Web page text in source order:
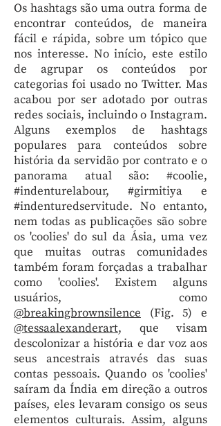
Os hashtags são uma outra forma de
encontrar conteúdos, de maneira
fácil e rápida, sobre um tópico que
nos interesse. No início, este estilo
de agrupar os conteúdos por
categorias foi usado no Twitter. Mas
acabou por ser adotado por outras
redes sociais, incluindo o Instagram.
Alguns exemplos de hashtags
populares para conteúdos sobre
história da servidão por contrato e o
panorama atual são: #coolie,
#indenturelabour, #girmitiya e
#indenturedservitude. No entanto,
nem todas as publicações são sobre
os 'coolies' do sul da Ásia, uma vez
que muitas outras comunidades
também foram forçadas a trabalhar
como 'coolies'. Existem alguns
usuários, como
@breakingbrownsilence (Fig. 5) e
@tessaalexanderart, que visam
descolonizar a história e dar voz aos
seus ancestrais através das suas
contas pessoais. Quando os 'coolies'
saíram da Índia em direção a outros
países, eles levaram consigo os seus
elementos culturais. Assim, alguns